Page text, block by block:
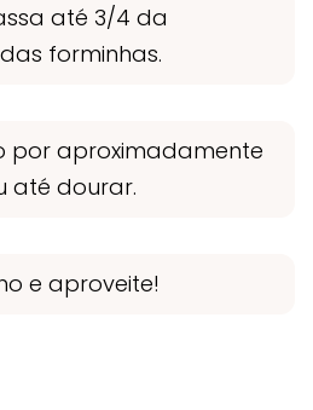
até 3/4 da
forminhas.
por aproximadamente
até dourar.
e aproveite!